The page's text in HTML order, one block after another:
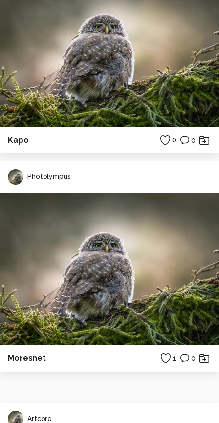
Kapo 0 0
Photolympus
Moresnet 1 0
Artcore